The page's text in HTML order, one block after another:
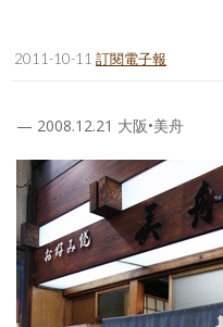
生活風
書房集
日記簿
餐桌週記
享樂隨手拍
2011-10-11 訂閱電子報
— 2008.12.21 大阪•美舟